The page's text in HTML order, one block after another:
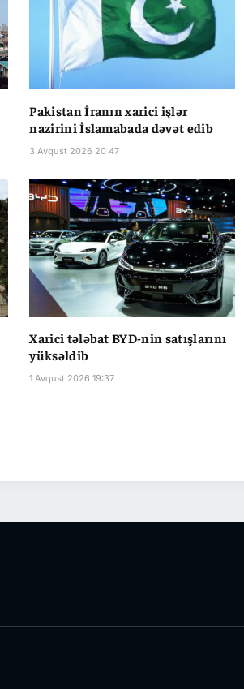
Pakistan İranın xarici işlər
nazirini İslamabada dəvət edib
3 Avqust 2026 20:47
Xarici tələbat BYD-nin satışlarını
yüksəldib
1 Avqust 2026 19:37